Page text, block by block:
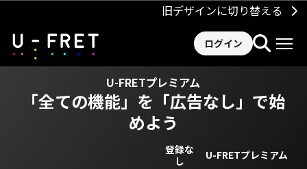
旧デザインに切り替える
ログイン
U-FRETプレミアム
「全ての機能」を 「広告なし」で始
めよう
登録な
し
U-FRETプレミアム